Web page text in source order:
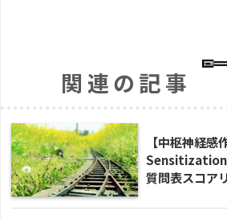
関連の記事
【中枢神経
Sensitization
質問表スコア